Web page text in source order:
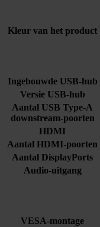
Kleur van het product
Ingebouwde USB-hub
Versie USB-hub
Aantal USB Type-A
downstream-poorten
HDMI
Aantal HDMI-poorten
Aantal DisplayPorts
Audio-uitgang
VESA-montage